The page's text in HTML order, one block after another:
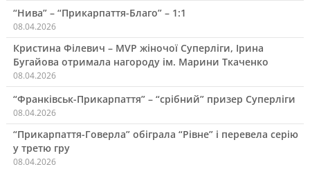
“Нива” – “Прикарпаття-Благо” – 1:1
08.04.2026
Кристина Філевич – MVP жіночої Суперліги, Ірина
Бугайова отримала нагороду ім. Марини Ткаченко
08.04.2026
“Франківськ-Прикарпаття” – “срібний” призер Суперліги
08.04.2026
“Прикарпаття-Говерла” обіграла “Рівне” і перевела серію
у третю гру
08.04.2026